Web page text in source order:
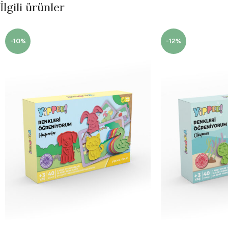
İlgili ürünler
-10% -12%